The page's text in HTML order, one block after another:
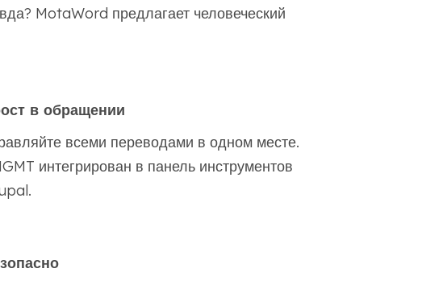
MotaWord предлагает человеческий
в обращении
всеми переводами в одном месте.
интегрирован в панель инструментов